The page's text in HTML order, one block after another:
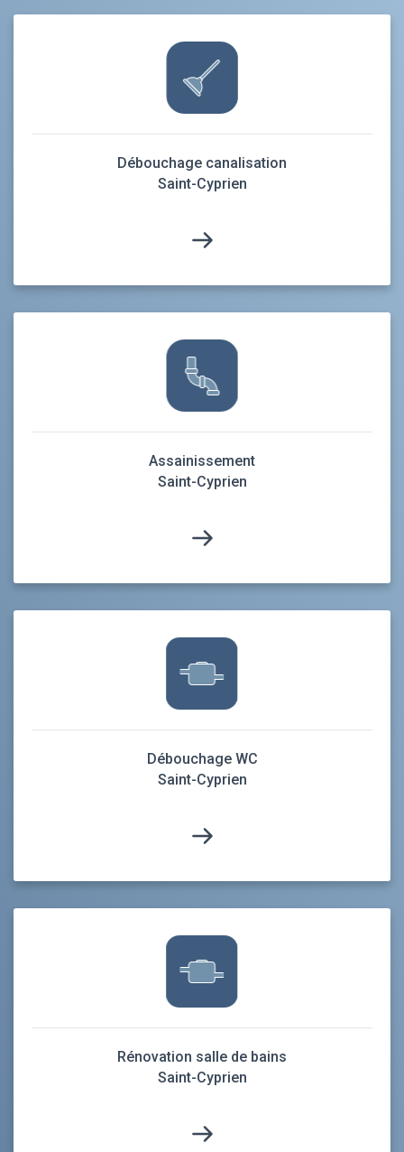
Débouchage canalisation
Saint-Cyprien
Assainissement
Saint-Cyprien
Débouchage WC
Saint-Cyprien
Rénovation salle de bains
Saint-Cyprien